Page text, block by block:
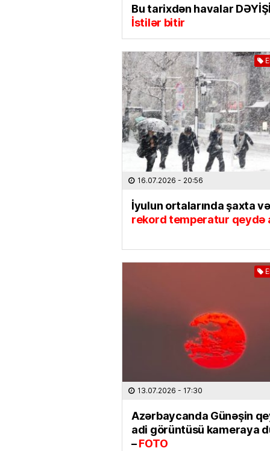
Bu tarixdən havalar
İstilər bitir
16.07.2026 - 20:56
İyulun ortalarında şaxta
rekord temperatur qeydə
13.07.2026 - 17:30
Azərbaycanda Günəşin
adi görüntüsü kameraya
–FOTO